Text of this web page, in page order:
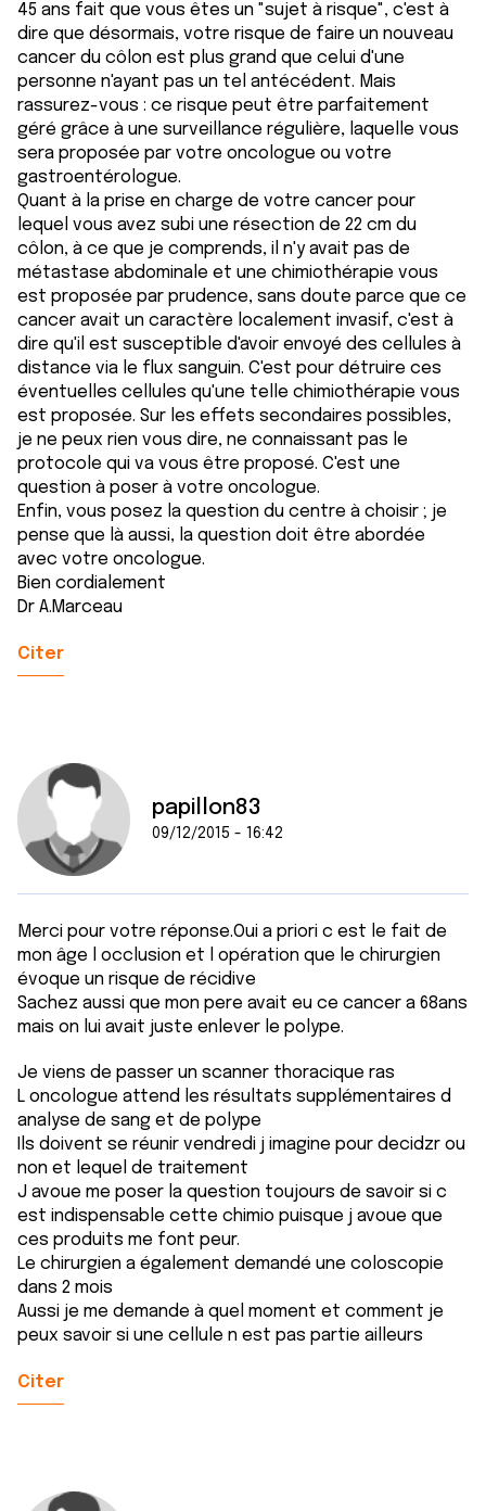
45 ans fait que vous êtes un "sujet à risque", c'est à
dire que désormais, votre risque de faire un nouveau
cancer du côlon est plus grand que celui d'une
personne n'ayant pas un tel antécédent. Mais
rassurez-vous : ce risque peut être parfaitement
géré grâce à une surveillance régulière, laquelle vous
sera proposée par votre oncologue ou votre
gastroentérologue.
Quant à la prise en charge de votre cancer pour
lequel vous avez subi une résection de 22 cm du
côlon, à ce que je comprends, il n'y avait pas de
métastase abdominale et une chimiothérapie vous
est proposée par prudence, sans doute parce que ce
cancer avait un caractère localement invasif, c'est à
dire qu'il est susceptible d'avoir envoyé des cellules à
distance via le flux sanguin. C'est pour détruire ces
éventuelles cellules qu'une telle chimiothérapie vous
est proposée. Sur les effets secondaires possibles,
je ne peux rien vous dire, ne connaissant pas le
protocole qui va vous être proposé. C'est une
question à poser à votre oncologue.
Enfin, vous posez la question du centre à choisir ; je
pense que là aussi, la question doit être abordée
avec votre oncologue.
Bien cordialement
Dr A.Marceau
Citer
papillon83
09/12/2015 - 16:42
Merci pour votre réponse.Oui a priori c est le fait de
mon âge l occlusion et l opération que le chirurgien
évoque un risque de récidive
Sachez aussi que mon pere avait eu ce cancer a 68ans
mais on lui avait juste enlever le polype.
Je viens de passer un scanner thoracique ras
L oncologue attend les résultats supplémentaires d
analyse de sang et de polype
Ils doivent se réunir vendredi j imagine pour decidzr ou
non et lequel de traitement
J avoue me poser la question toujours de savoir si c
est indispensable cette chimio puisque j avoue que
ces produits me font peur.
Le chirurgien a également demandé une coloscopie
dans 2 mois
Aussi je me demande à quel moment et comment je
peux savoir si une cellule n est pas partie ailleurs
Citer